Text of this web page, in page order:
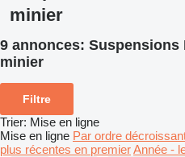
minier
9 annonces: Suspensions
minier
Filtre
Trier: Mise en ligne
Mise en ligne Par ordre
plus récentes en premierAnnée -